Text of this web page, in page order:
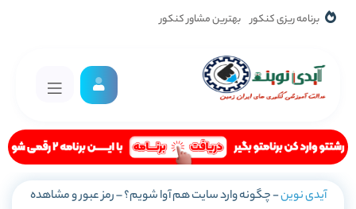
برنامه ریزی کنکور بهترین مشاور کنکور
آیدی نوین-چگونه وارد سایت هم آوا شویم؟ – رمز عبور و مشاهده